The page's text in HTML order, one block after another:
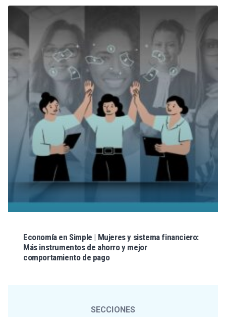
Economía en Simple | Mujeres y sistema financiero:
Más instrumentos de ahorro y mejor
comportamiento de pago
SECCIONES